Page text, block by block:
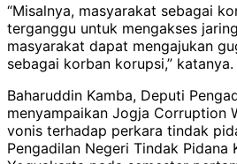
“Misalnya, masyarakat sebagai
terganggu untuk mengakses
masyarakat dapat mengajukan
sebagai korban korupsi,” katanya.
Baharuddin Kamba, Deputi
menyampaikan Jogja Corruption
vonis terhadap perkara tindak
Pengadilan Negeri Tindak Pidana